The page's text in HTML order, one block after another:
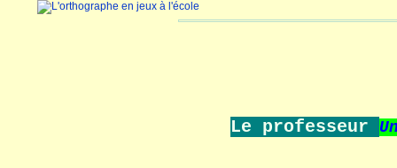
Le professeur